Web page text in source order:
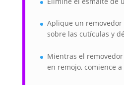
Aplique un removedor
sobre las cutículas y
Mientras el
en remojo, comience